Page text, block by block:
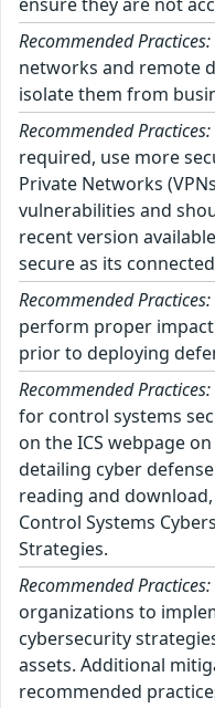
Recommended Practices:
networks and remote
isolate them from
Recommended Practices:
required, use more
Private Networks
vulnerabilities and
recent version
secure as its
Recommended Practices:
perform proper
prior to deploying
Recommended Practices:
for control systems
on the ICS webpage
detailing cyber
reading and
Control Systems
Strategies.
Recommended Practices:
organizations to
cybersecurity
assets. Additional
recommended